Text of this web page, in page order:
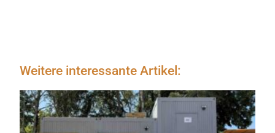
Weitere interessante Artikel: